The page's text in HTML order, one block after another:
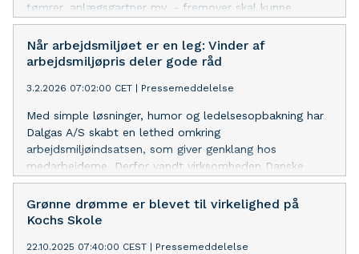
tømrer, anlægsgartner mv. - fremover skal kunne
autoriseres på linje med elektrikere, VVS’ere og
kloakmestre.
Når arbejdsmiljøet er en leg: Vinder af
arbejdsmiljøpris deler gode råd
3.2.2026 07:02:00 CET Pressemeddelelse
Med simple løsninger, humor og ledelsesopbakning har
Dalgas A/S skabt en lethed omkring
arbejdsmiljøindsatsen, som giver genklang hos
medarbejderne. Derfor vandt virksomheden Danske
Anlægsgartneres Arbejdsmiljøpris 2026
Grønne drømme er blevet til virkelighed på
Kochs Skole
22.10.2025 07:40:00 CEST Pressemeddelelse